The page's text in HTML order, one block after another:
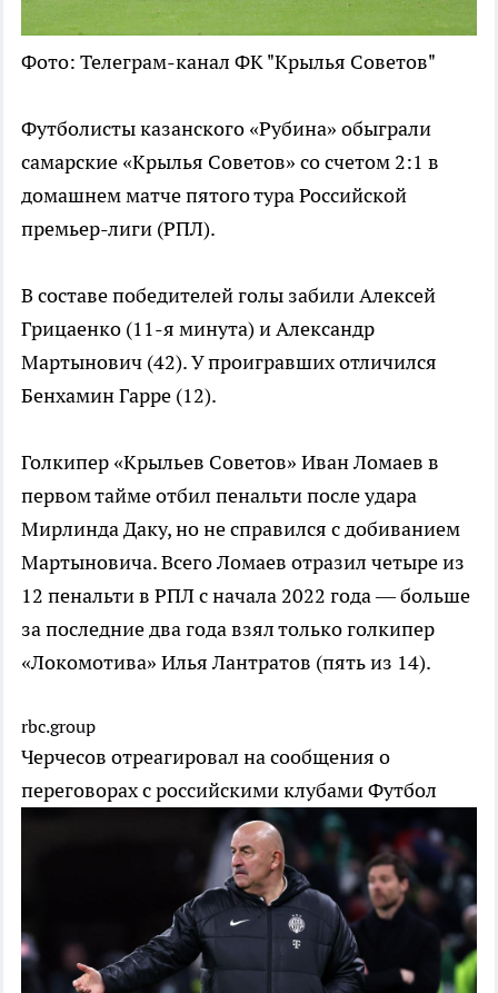
Фото: Телеграм-канал ФК "Крылья Советов"
Футболисты казанского «Рубина» обыграли
самарские «Крылья Советов» со счетом 2:1 в
домашнем матче пятого тура Российской
премьер-лиги (РПЛ).
В составе победителей голы забили Алексей
Грицаенко (11-я минута) и Александр
Мартынович (42). У проигравших отличился
Бенхамин Гарре (12).
Голкипер «Крыльев Советов» Иван Ломаев в
первом тайме отбил пенальти после удара
Мирлинда Даку, но не справился с добиванием
Мартыновича. Всего Ломаев отразил четыре из
12 пенальти в РПЛ с начала 2022 года — больше
за последние два года взял только голкипер
«Локомотива» Илья Лантратов (пять из 14).
rbc.group
Черчесов отреагировал на сообщения о
переговорах с российскими клубамиФутбол